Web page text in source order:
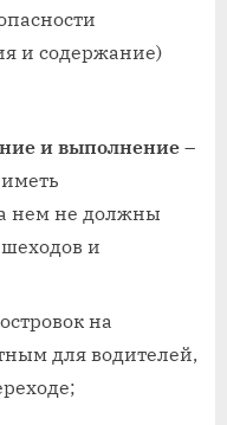
и содержание)
и выполнение –
нем не должны
и
на
для водителей,